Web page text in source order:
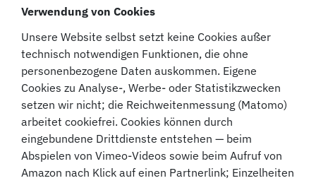
Verwendung von Cookies
Unsere Website selbst setzt keine Cookies außer
technisch notwendigen Funktionen, die ohne
personenbezogene Daten auskommen. Eigene
Cookies zu Analyse-, Werbe- oder Statistikzwecken
setzen wir nicht; die Reichweitenmessung (Matomo)
arbeitet cookiefrei. Cookies können durch
eingebundene Drittdienste entstehen — beim
Abspielen von Vimeo-Videos sowie beim Aufruf von
Amazon nach Klick auf einen Partnerlink; Einzelheiten